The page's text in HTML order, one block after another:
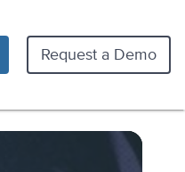
Request a Demo